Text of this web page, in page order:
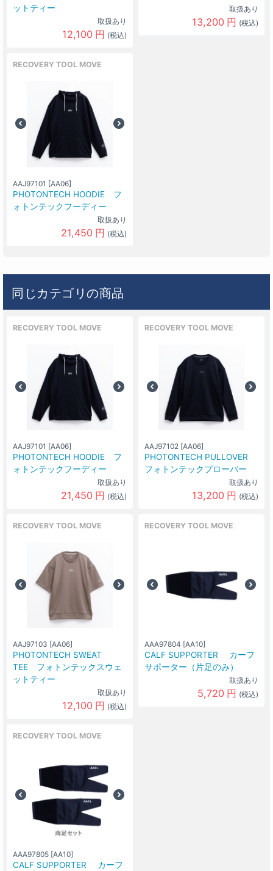
ットティー
取扱あり
12,100 円 (税込)
取扱あり
13,200 円 (税込)
RECOVERY TOOL MOVE
AAJ97101 [AA06]
PHOTONTECH HOODIE フ
ォトンテックフーディー
取扱あり
21,450 円 (税込)
同じカテゴリの商品
RECOVERY TOOL MOVE
AAJ97101 [AA06]
PHOTONTECH HOODIE フ
ォトンテックフーディー
取扱あり
21,450 円 (税込)
RECOVERY TOOL MOVE
AAJ97102 [AA06]
PHOTONTECH PULLOVER
フォトンテックプローバー
取扱あり
13,200 円 (税込)
RECOVERY TOOL MOVE
AAJ97103 [AA06]
PHOTONTECH SWEAT
TEE フォトンテックスウェ
ットティー
取扱あり
12,100 円 (税込)
RECOVERY TOOL MOVE
AAA97804 [AA10]
CALF SUPPORTER カーフ
サポーター（片足のみ）
取扱あり
5,720 円 (税込)
RECOVERY TOOL MOVE
AAA97805 [AA10]
CALF SUPPORTER カーフ